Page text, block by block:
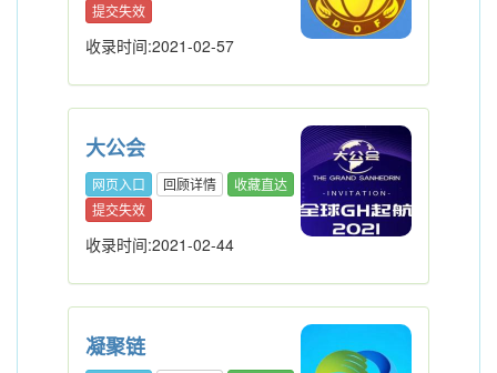
提交失效
收录时间:2021-02-57
大公会
网页入口 回顾详情
收藏直达
提交失效
收录时间:2021-02-44
凝聚链